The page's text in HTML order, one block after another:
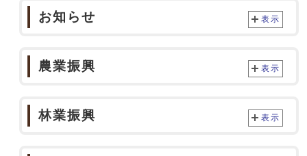
お知らせ 表示
農業振興 表示
林業振興 表示